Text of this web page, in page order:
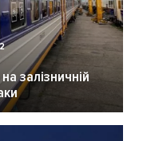
залізничній